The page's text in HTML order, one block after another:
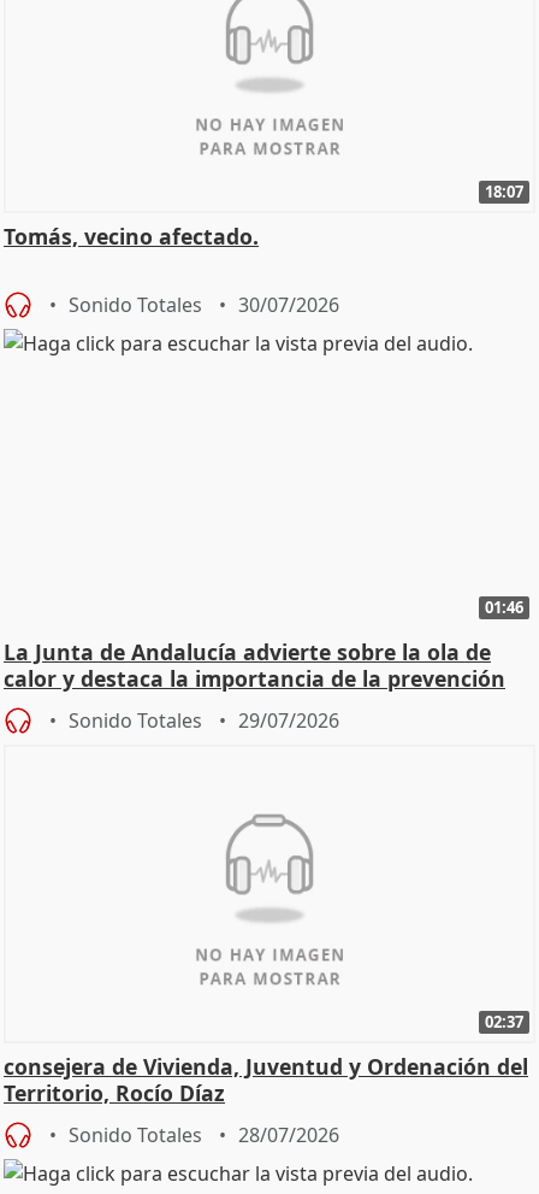
18:07
Tomás, vecino afectado.
Sonido Totales 30/07/2026
01:46
La Junta de Andalucía advierte sobre la ola de
calor y destaca la importancia de la prevención
Sonido Totales 29/07/2026
02:37
consejera de Vivienda, Juventud y Ordenación del
Territorio, Rocío Díaz
Sonido Totales 28/07/2026